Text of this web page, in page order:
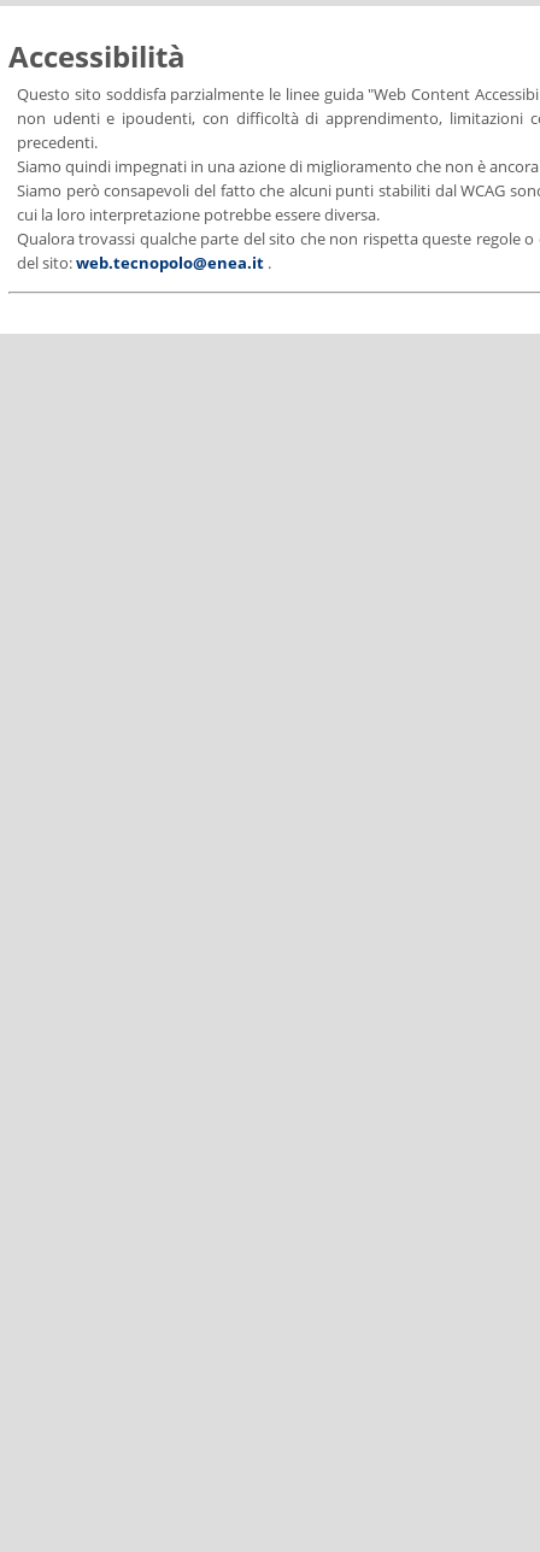
Accessibilità
Questo sito soddisfa parzialmente le linee guida "Web Content
non udenti e ipoudenti, con difficoltà di apprendimento, limitazioni
precedenti.
Siamo quindi impegnati in una azione di miglioramento che non è
Siamo però consapevoli del fatto che alcuni punti stabiliti dal WCAG
cui la loro interpretazione potrebbe essere diversa.
Qualora trovassi qualche parte del sito che non rispetta queste regole
del sito:web.tecnopolo@enea.it .